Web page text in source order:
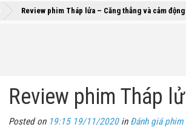
Review phim Tháp lửa – Căng thẳng và cảm động
Review phim Tháp
Posted on 19:15 19/11/2020in Đánh giá phim